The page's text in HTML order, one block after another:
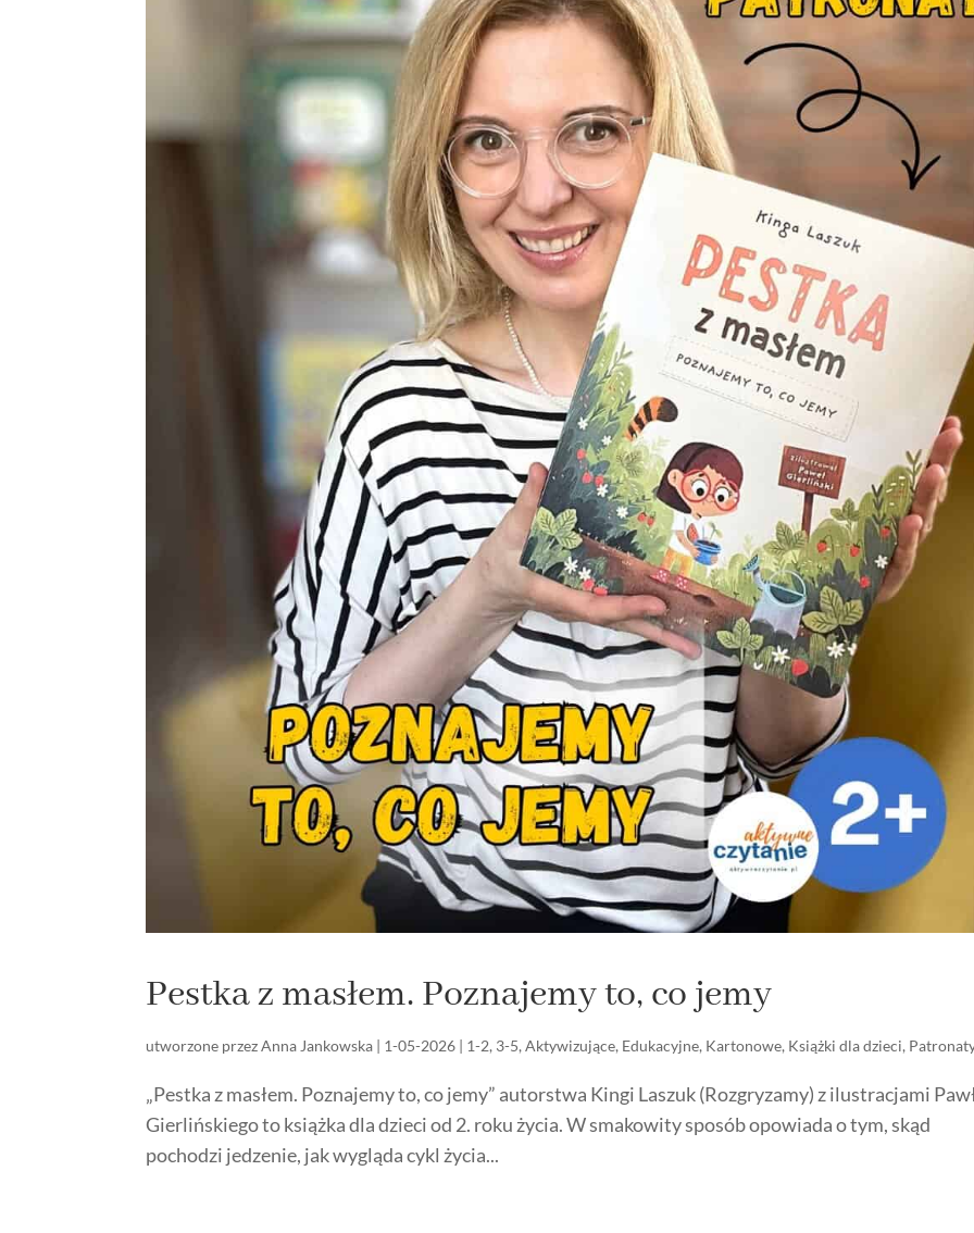
Pestka z masłem. Poznajemy to, co jemy
utworzone przezAnna Jankowska | 1-05-2026 | 1-2, 3-5,Aktywizujące, Edukacyjne, Kartonowe, Książki dla dzieci,
„Pestka z masłem. Poznajemy to, co jemy” autorstwa Kingi Laszuk (Rozgryzamy) z ilustracjami
Gierlińskiego to książka dla dzieci od 2. roku życia. W smakowity sposób opowiada o tym, skąd
pochodzi jedzenie, jak wygląda cykl życia...